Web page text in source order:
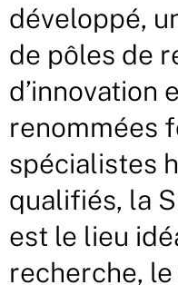
développé,
de pôles de
d’innovation
renommées
spécialistes
qualifiés, la
est le lieu
recherche,